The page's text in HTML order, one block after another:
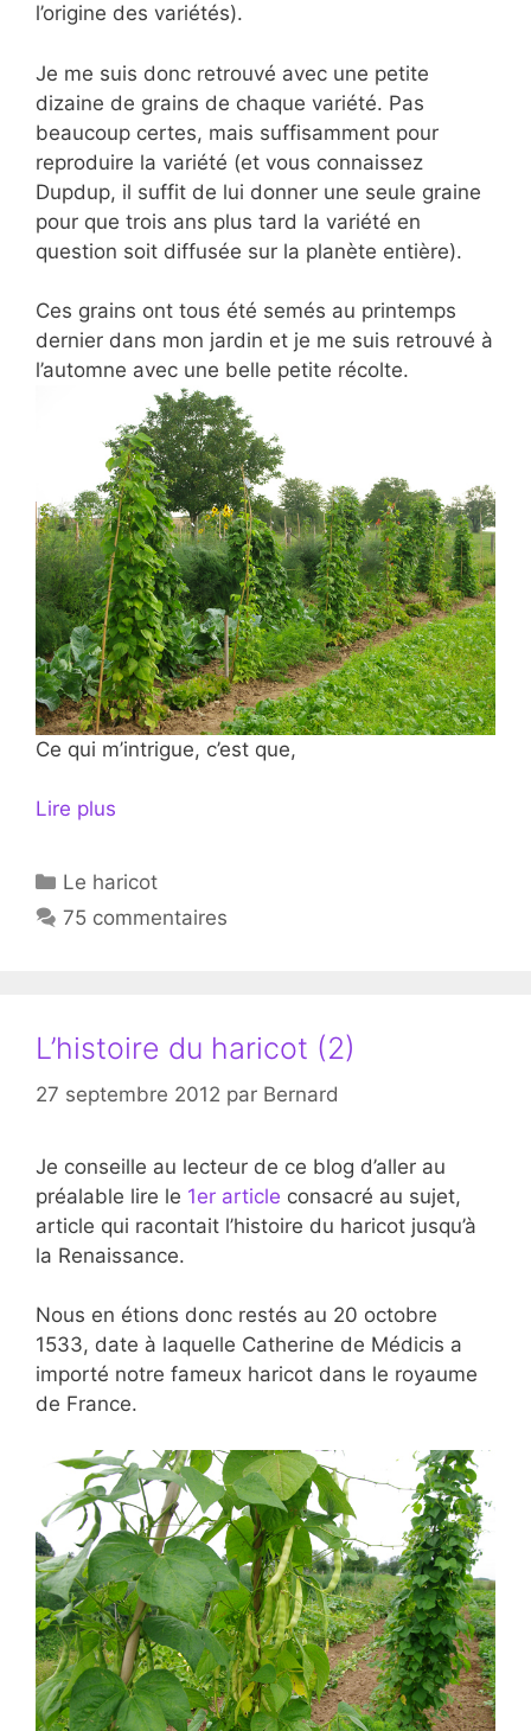
l’origine des variétés).
Je me suis donc retrouvé avec une petite
dizaine de grains de chaque variété. Pas
beaucoup certes, mais suffisamment pour
reproduire la variété (et vous connaissez
Dupdup, il suffit de lui donner une seule graine
pour que trois ans plus tard la variété en
question soit diffusée sur la planète entière).
Ces grains ont tous été semés au printemps
dernier dans mon jardin et je me suis retrouvé à
l’automne avec une belle petite récolte.
Ce qui m’intrigue, c’est que,
Lire plus
Catégories
Le haricot
75 commentaires
L’histoire du haricot (2)
27 septembre 2012 par Bernard
Je conseille au lecteur de ce blog d’aller au
préalable lire le 1er article consacré au sujet,
article qui racontait l’histoire du haricot jusqu’à
la Renaissance.
Nous en étions donc restés au 20 octobre
1533, date à laquelle Catherine de Médicis a
importé notre fameux haricot dans le royaume
de France.